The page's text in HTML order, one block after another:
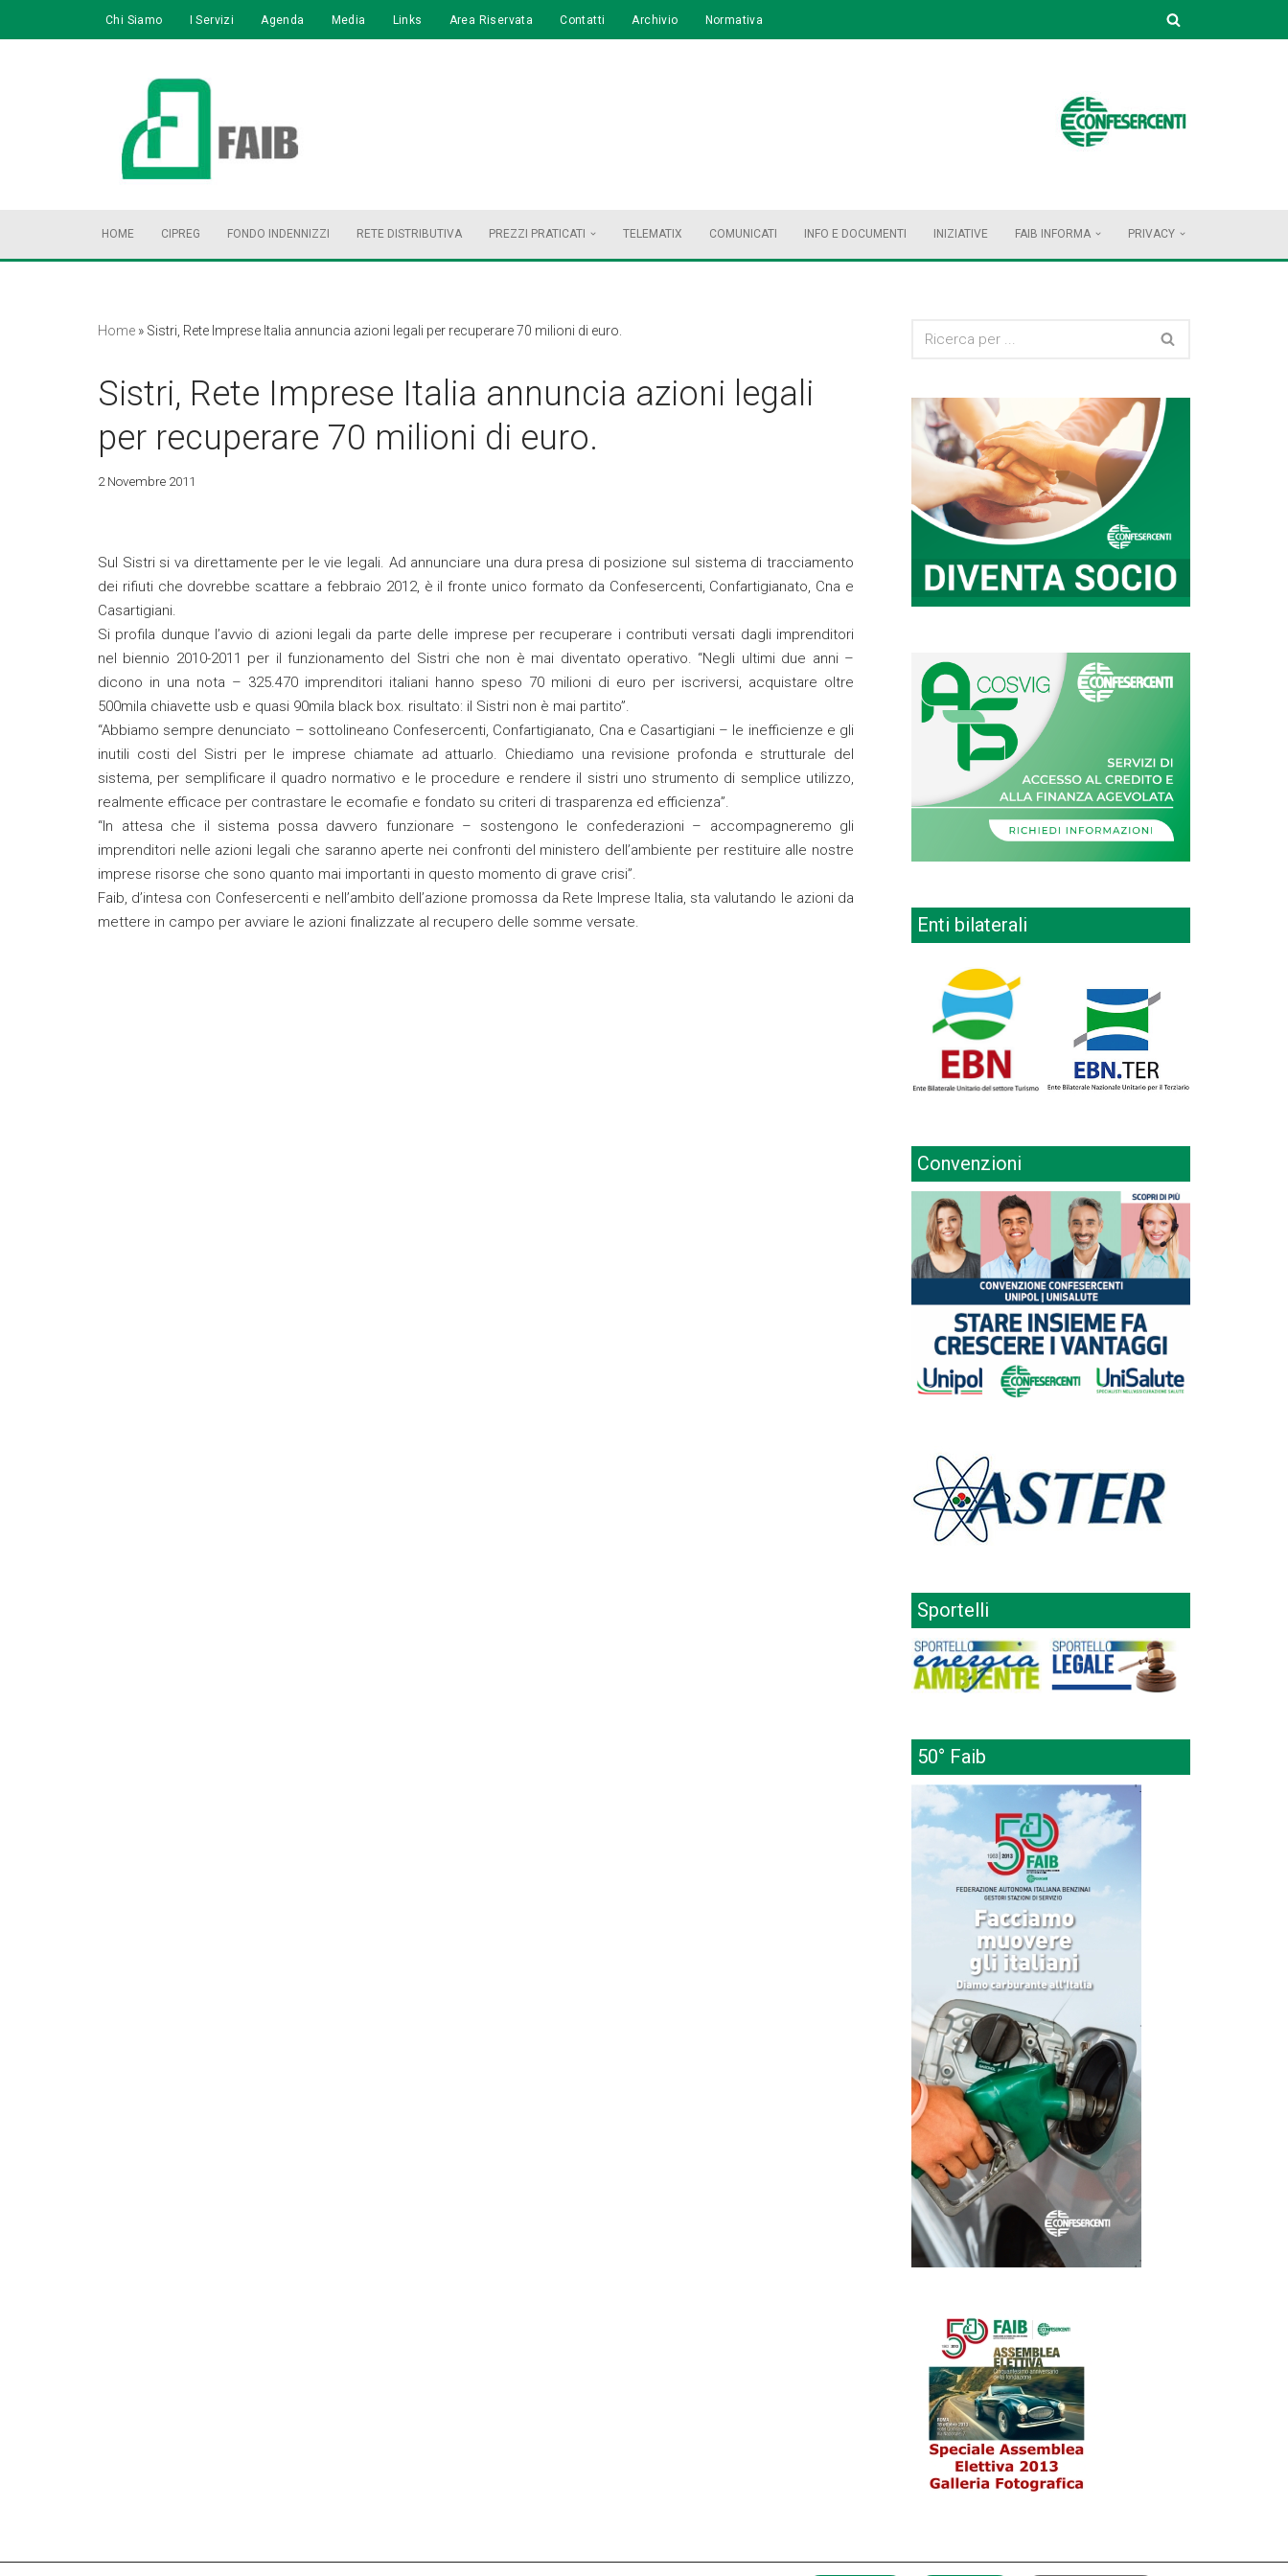
Chi Siamo I Servizi Agenda Media Links Area Riservata Contatti Archivio Normativa
HOME CIPREG FONDO INDENNIZZI RETE DISTRIBUTIVA PREZZI PRATICATI TELEMATIX COMUNICATI INFO E DOCUMENTI INIZIATIVE FAIB INFORMA PRIVACY
Home » Sistri, Rete Imprese Italia annuncia azioni legali per recuperare 70 milioni di euro.
Sistri, Rete Imprese Italia annuncia azioni legali
per recuperare 70 milioni di euro.
2 Novembre 2011
Sul Sistri si va direttamente per le vie legali. Ad annunciare una dura presa di posizione sul sistema di tracciamento
dei rifiuti che dovrebbe scattare a febbraio 2012, è il fronte unico formato da Confesercenti, Confartigianato, Cna e
Casartigiani.
Si profila dunque l’avvio di azioni legali da parte delle imprese per recuperare i contributi versati dagli imprenditori
nel biennio 2010-2011 per il funzionamento del Sistri che non è mai diventato operativo. “Negli ultimi due anni –
dicono in una nota – 325.470 imprenditori italiani hanno speso 70 milioni di euro per iscriversi, acquistare oltre
500mila chiavette usb e quasi 90mila black box. risultato: il Sistri non è mai partito”.
“Abbiamo sempre denunciato – sottolineano Confesercenti, Confartigianato, Cna e Casartigiani – le inefficienze e gli
inutili costi del Sistri per le imprese chiamate ad attuarlo. Chiediamo una revisione profonda e strutturale del
sistema, per semplificare il quadro normativo e le procedure e rendere il sistri uno strumento di semplice utilizzo,
realmente efficace per contrastare le ecomafie e fondato su criteri di trasparenza ed efficienza”.
“In attesa che il sistema possa davvero funzionare – sostengono le confederazioni – accompagneremo gli
imprenditori nelle azioni legali che saranno aperte nei confronti del ministero dell’ambiente per restituire alle nostre
imprese risorse che sono quanto mai importanti in questo momento di grave crisi”.
Faib, d’intesa con Confesercenti e nell’ambito dell’azione promossa da Rete Imprese Italia, sta valutando le azioni da
mettere in campo per avviare le azioni finalizzate al recupero delle somme versate.
Enti bilaterali
Convenzioni
Sportelli
50° Faib